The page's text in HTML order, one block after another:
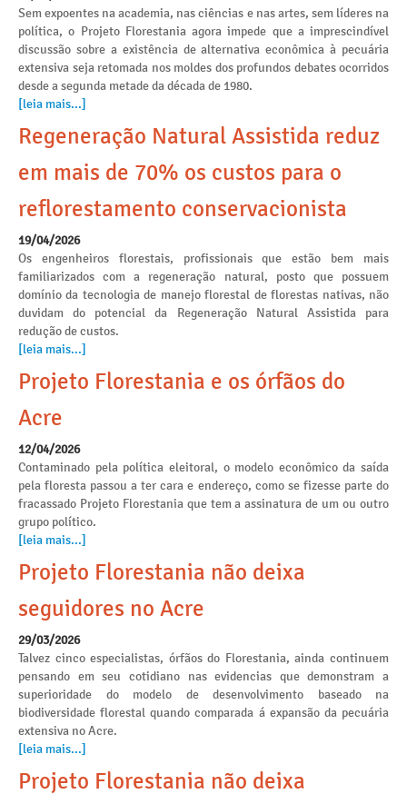
Sem expoentes na academia, nas ciências e nas artes, sem líderes na
política, o Projeto Florestania agora impede que a imprescindível
discussão sobre a existência de alternativa econômica à pecuária
extensiva seja retomada nos moldes dos profundos debates ocorridos
desde a segunda metade da década de 1980.
[leia mais...]
Regeneração Natural Assistida reduz
em mais de 70% os custos para o
reflorestamento conservacionista
19/04/2026
Os engenheiros florestais, profissionais que estão bem mais
familiarizados com a regeneração natural, posto que possuem
domínio da tecnologia de manejo florestal de florestas nativas, não
duvidam do potencial da Regeneração Natural Assistida para
redução de custos.
[leia mais...]
Projeto Florestania e os órfãos do
Acre
12/04/2026
Contaminado pela política eleitoral, o modelo econômico da saída
pela floresta passou a ter cara e endereço, como se fizesse parte do
fracassado Projeto Florestania que tem a assinatura de um ou outro
grupo político.
[leia mais...]
Projeto Florestania não deixa
seguidores no Acre
29/03/2026
Talvez cinco especialistas, órfãos do Florestania, ainda continuem
pensando em seu cotidiano nas evidencias que demonstram a
superioridade do modelo de desenvolvimento baseado na
biodiversidade florestal quando comparada á expansão da pecuária
extensiva no Acre.
[leia mais...]
Projeto Florestania não deixa